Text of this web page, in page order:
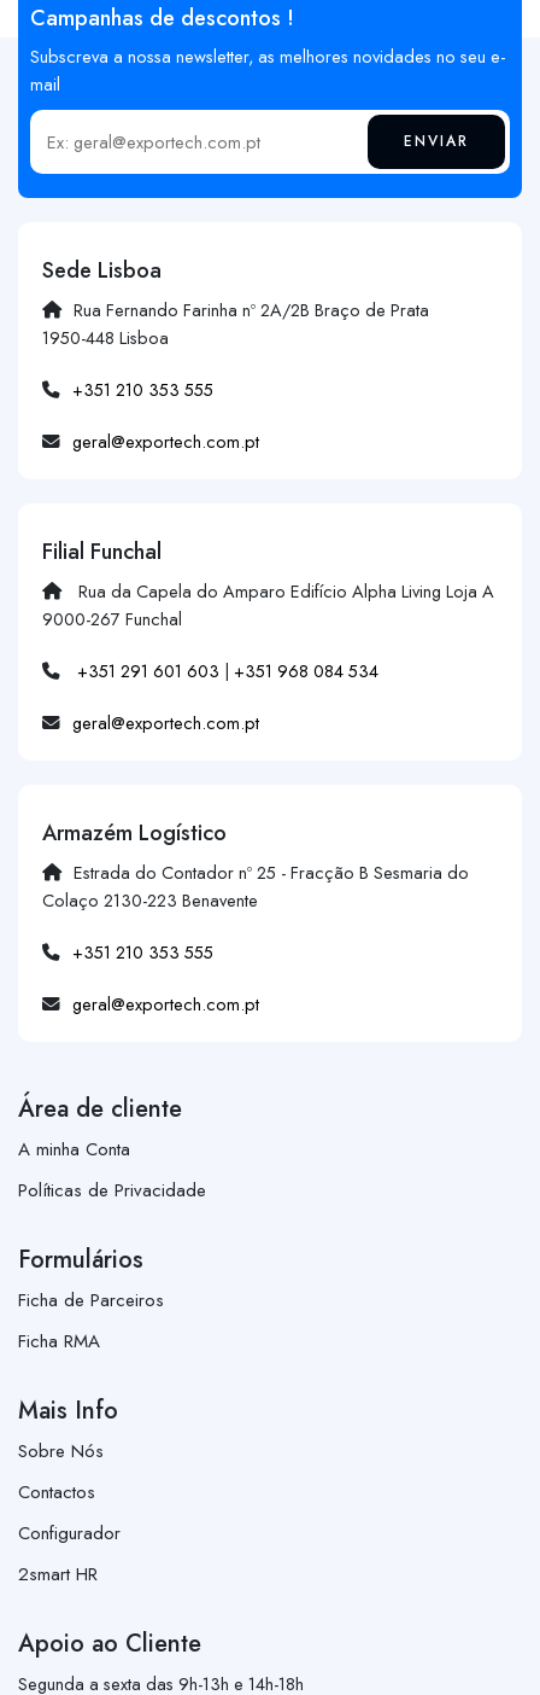
Campanhas de descontos !
Subscreva a nossa newsletter, as melhores novidades no seu e-
mail
Insira o seu email ENVIAR
Sede Lisboa
Rua Fernando Farinha nº 2A/2B Braço de Prata
1950-448 Lisboa
+351 210 353 555
geral@exportech.com.pt
Filial Funchal
Rua da Capela do Amparo Edifício Alpha Living Loja A
9000-267 Funchal
+351 291 601 603 | +351 968 084 534
geral@exportech.com.pt
Armazém Logístico
Estrada do Contador nº 25 - Fracção B Sesmaria do
Colaço 2130-223 Benavente
+351 210 353 555
geral@exportech.com.pt
Área de cliente
A minha Conta
Políticas de Privacidade
Formulários
Ficha de Parceiros
Ficha RMA
Mais Info
Sobre Nós
Contactos
Configurador
2smart HR
Apoio ao Cliente
Segunda a sexta das 9h-13h e 14h-18h